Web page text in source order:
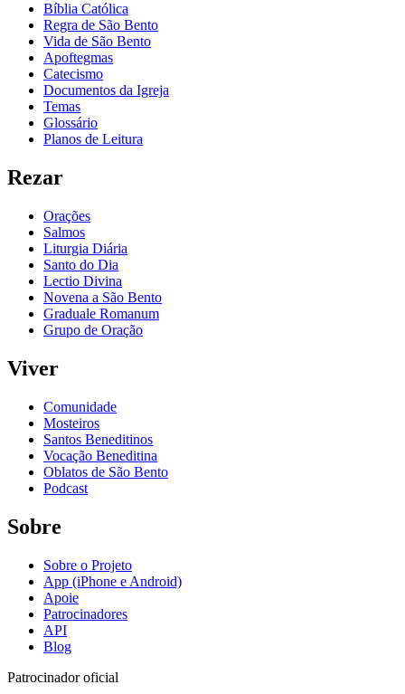
Bíblia Católica
Regra de São Bento
Vida de São Bento
Apoftegmas
Catecismo
Documentos da Igreja
Temas
Glossário
Planos de Leitura
Rezar
Orações
Salmos
Liturgia Diária
Santo do Dia
Lectio Divina
Novena a São Bento
Graduale Romanum
Grupo de Oração
Viver
Comunidade
Mosteiros
Santos Beneditinos
Vocação Beneditina
Oblatos de São Bento
Podcast
Sobre
Sobre o Projeto
App (iPhone e Android)
Apoie
Patrocinadores
API
Blog
Patrocinador oficial